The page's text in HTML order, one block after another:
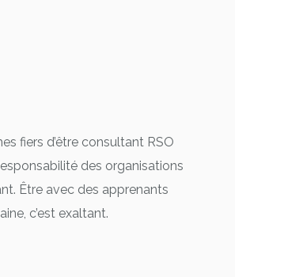
fiers d’être consultant RSO
des organisations
Être avec des apprenants
c’est exaltant.